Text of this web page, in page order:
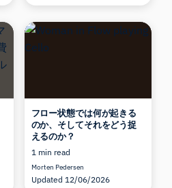
フロー状態では何が起きる
のか、そしてそれをどう捉
えるのか？
1 min read
Morten Pedersen
Updated 12/06/2026